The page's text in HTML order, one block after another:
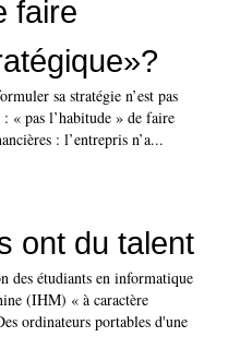
faire
sa stratégie n’est pas
« pas l’habitude » de faire
: l’entrepris n’a...
ont du talent
des étudiants en informatique
(IHM) « à caractère
ordinateurs portables d'une